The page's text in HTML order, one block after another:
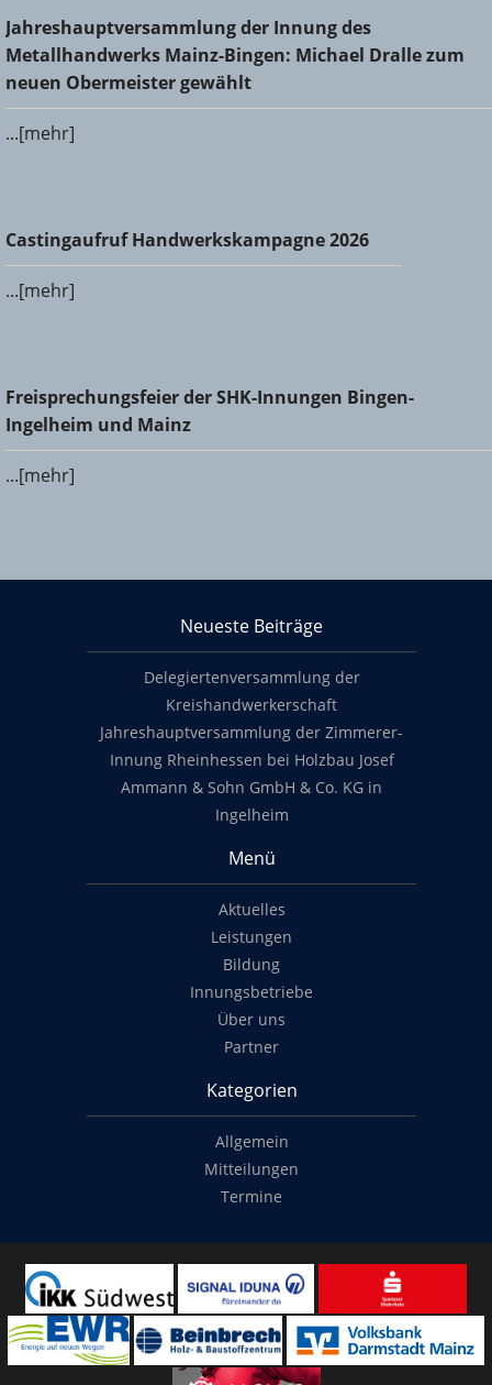
Jahreshauptversammlung der Innung des
Metallhandwerks Mainz-Bingen: Michael Dralle zum neuen
Obermeister gewählt
Jahreshauptversammlung der Innung des
Metallhandwerks Mainz-Bingen: Michael Dralle zum
neuen Obermeister gewählt
...[mehr]
Castingaufruf Handwerkskampagne 2026
Castingaufruf Handwerkskampagne 2026
...[mehr]
Freisprechungsfeier der SHK-Innungen Bingen-Ingelheim
und Mainz
Freisprechungsfeier der SHK-Innungen Bingen-
Ingelheim und Mainz
...[mehr]
Neueste Beiträge
Delegiertenversammlung der
Kreishandwerkerschaft
Jahreshauptversammlung der Zimmerer-
Innung Rheinhessen bei Holzbau Josef
Ammann & Sohn GmbH & Co. KG in
Ingelheim
Menü
Aktuelles
Leistungen
Bildung
Innungsbetriebe
Über uns
Partner
Kategorien
Allgemein
Mitteilungen
Termine
© 2014-2022 Classymade GmbH. Alle Rechte vorbehalten.